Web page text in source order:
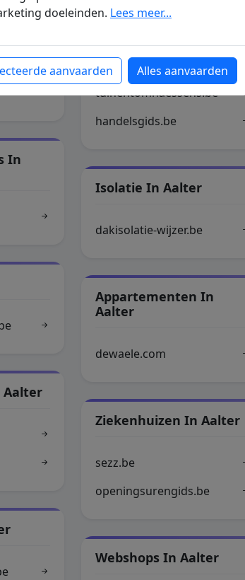
In
Tuinaanleg In Aalter
tuinentomnaessens.be
handelsgids.be
Isolatie In Aalter
dakisolatie-wijzer.be
Appartementen In
Aalter
dewaele.com
Ziekenhuizen In Aalter
sezz.be
openingsurengids.be
Webshops In Aalter
doeleinden. Lees meer...
aanvaarden Alles aanvaarden